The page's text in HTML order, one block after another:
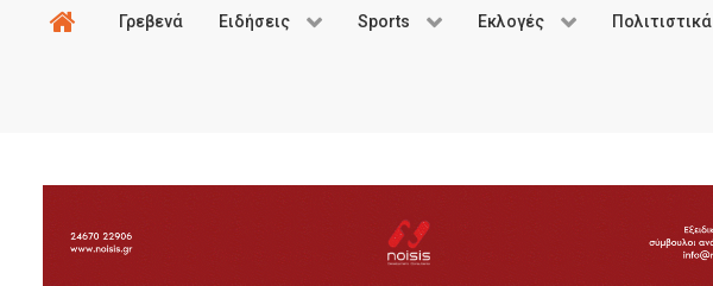
Γρεβενά Ειδήσεις Sports Εκλογές Πολιτιστικά